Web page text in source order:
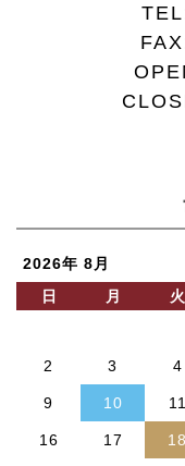
2026年 8月
日
月 火
2 3 4
9 10 11
16 17 18